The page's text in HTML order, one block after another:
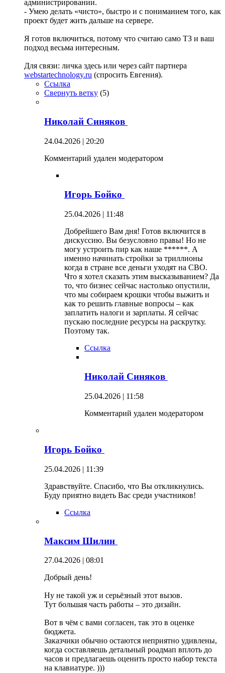
администрировании.
- Умею делать «чисто», быстро и с пониманием того, как
проект будет жить дальше на сервере.
Я готов включиться, потому что считаю само ТЗ и ваш
подход весьма интересным.
Для связи: личка здесь или через сайт партнера
webstartechnology.ru (спросить Евгения).
Ссылка
Свернуть ветку (5)
Николай Синяков
24.04.2026 | 20:20
Комментарий удален модератором
Игорь Бойко
25.04.2026 | 11:48
Добрейшего Вам дня! Готов включится в
дискуссию. Вы безусловно правы! Но не
могу устроить пир как наше ******. А
именно начинать стройки за триллионы
когда в стране все деньги уходят на СВО.
Что я хотел сказать этим высказыванием? Да
то, что бизнес сейчас настолько опустили,
что мы собираем крошки чтобы выжить и
как то решить главные вопросы – как
заплатить налоги и зарплаты. Я сейчас
пускаю последние ресурсы на раскрутку.
Поэтому так.
Ссылка
Николай Синяков
25.04.2026 | 11:58
Комментарий удален модератором
Игорь Бойко
25.04.2026 | 11:39
Здравствуйте. Спасибо, что Вы откликнулись.
Буду приятно видеть Вас среди участников!
Ссылка
Максим Шилин
27.04.2026 | 08:01
Добрый день!
Ну не такой уж и серьёзный этот вызов.
Тут большая часть работы – это дизайн.
Вот в чём с вами согласен, так это в оценке
бюджета.
Заказчики обычно остаются неприятно удивлены,
когда составляешь детальный роадмап вплоть до
часов и предлагаешь оценить просто набор текста
на клавиатуре. )))